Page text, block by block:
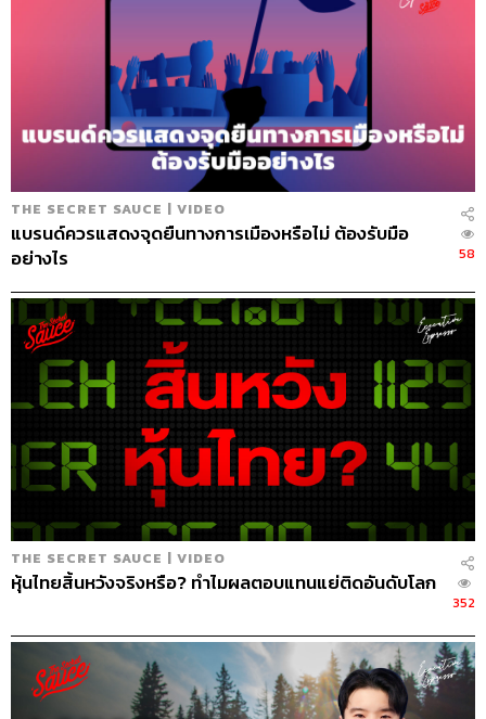
จุดเปลี่ยนและวิธีคิดในการมองปัญหา
ความอึด อดทน ไม่ยอมแพ้ คุณยอดและทีมงานไม่เคย
มาบ่นว่าจะเลิกดีไหม จะทำต่อดีไหม มีแต่พูดกันว่าจะ
ทำอะไรต่อ ขั้นต่อไปคืออะไร ฟีเจอร์อะไรที่ทำให้คน
เข้ามาใช้เยอะขึ้น เรามีแต่เพิ่มสิ่งที่อยากจะทำ ตอนนั้น
มีสิ่งที่อยากจะทำเกินหนึ่งพันอย่าง เปลี่ยนจากพลังลบ
โชคและโอกาสก็มีส่วน พอสมาร์ทโฟนเข้ามา
อินเทอร์เน็ตเข้ามา ทำให้เซอร์วิสเข้าถึงคนได้เยอะขึ้น
มาก แต่เราเองก็ทำอะไรเยอะเหมือนกันก่อนจะถึง
มันก็ยิ่งไปได้เร็วขึ้น
“เว็บไซต์แบบ UGC (User Generated
Content) มันมี positive network effect ยิ่ง
มีคนใช้เยอะ ยิ่งมีรีวิวเยอะ เว็บไซต์ยิ่งมี
ประโยชน์ มันก็เลยเป็นตลาดที่เรียกว่าwinner
takes allคือยิ่งมีคนใช้เยอะที่สุดก็จะใหญ่ขึ้น
เรื่อยๆ ในขณะที่อันดับสอง สาม ก็จะมีโอกาส
THE SECRET SAUCE | VIDEO
แบรนด์ควรแสดงจุดยืนทางการเมืองหรือไม่ ต้องรับมือ
อย่างไร
58
THE SECRET SAUCE | VIDEO
หุ้นไทยสิ้นหวังจริงหรือ? ทำไมผลตอบแทนแย่ติดอันดับโลก
352